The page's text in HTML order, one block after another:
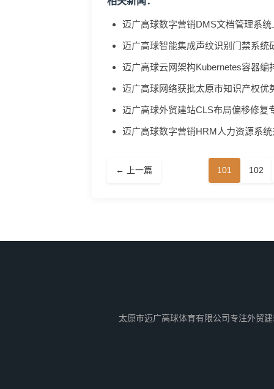
迈广高球数字营销DMS文档管理系统
迈广高球智能集成声纹识别门禁系统
迈广高球云网架构Kubernetes容器编
迈广高球网络获批太原市知识产权优
迈广高球外贸建站CLS布局偏移修复
迈广高球数字营销HRM人力资源系
← 上一篇 101 102
太原市迈广高球体育有限公司专注外贸